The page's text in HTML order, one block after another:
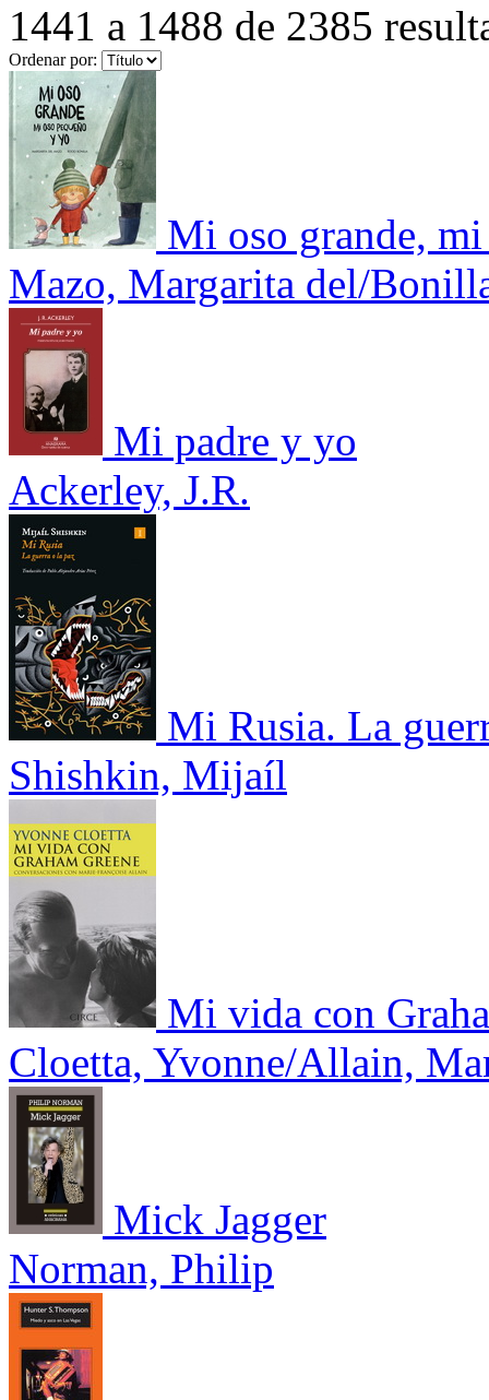
1441 a 1488 de 2385
Ordenar por:
Mi oso grande,
Mazo, Margarita del/
Mi padre y yo
Ackerley, J.R.
Mi Rusia. La
Shishkin, Mijaíl
Mi vida con
Cloetta, Yvonne/Allain,
Mick Jagger
Norman, Philip